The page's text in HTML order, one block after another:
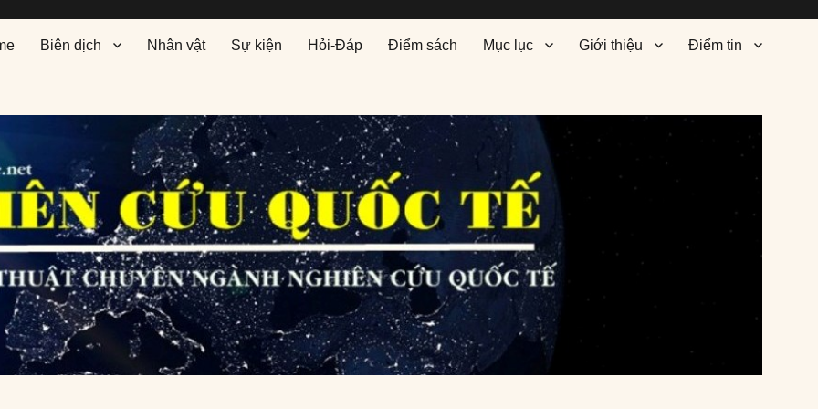
Biên dịch Nhân vật Sự kiện Hỏi-Đáp Điểm sách Mục lục Giới thiệu Điểm tin